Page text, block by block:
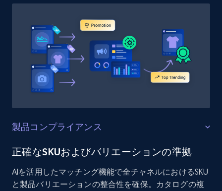
製品コンプライアンス
正確なSKUおよびバリエーションの準拠
AIを活用したマッチング機能で全チャネルにおけるSKU
と製品バリエーションの整合性を確保。カタログの複